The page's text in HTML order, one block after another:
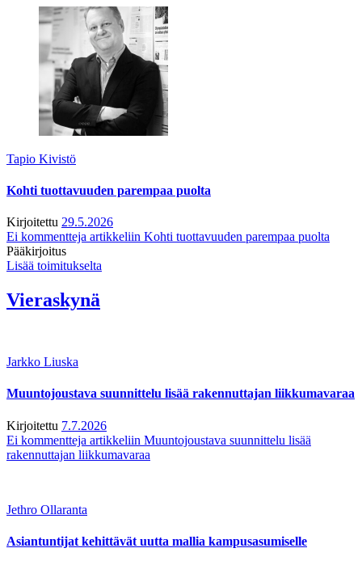
Tapio Kivistö
Kohti tuottavuuden parempaa puolta
Kirjoitettu 29.5.2026
Ei kommentteja artikkeliin Kohti tuottavuuden parempaa puolta
Pääkirjoitus
Lisää toimitukselta
Vieraskynä
Jarkko Liuska
Muuntojoustava suunnittelu lisää rakennuttajan liikkumavaraa
Kirjoitettu 7.7.2026
Ei kommentteja artikkeliin Muuntojoustava suunnittelu lisää
rakennuttajan liikkumavaraa
Jethro Ollaranta
Asiantuntijat kehittävät uutta mallia kampusasumiselle